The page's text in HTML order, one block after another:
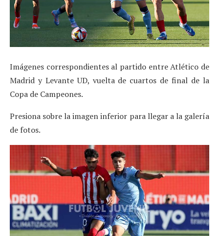
Imágenes correspondientes al partido entre Atlético de
Madrid y Levante UD, vuelta de cuartos de final de la
Copa de Campeones.
Presiona sobre la imagen inferior para llegar a la galería
de fotos.